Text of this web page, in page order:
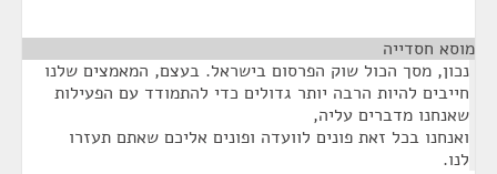
מוסא חסדייה
נכון, מסך הכול שוק הפרסום בישראל. בעצם, המאמצים שלנו
חייבים להיות הרבה יותר גדולים כדי להתמודד עם הפעילות
שאנחנו מדברים עליה,
ואנחנו בכל זאת פונים לוועדה ופונים אליכם שאתם תעזרו
לנו.